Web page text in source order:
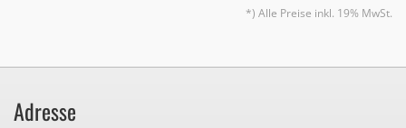
*) Alle Preise inkl. 19% MwSt.
Adresse